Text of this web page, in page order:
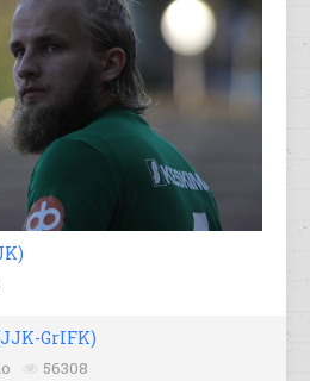
GrIFK)
56308